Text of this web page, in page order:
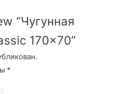
“Чугунная
170×70”
*